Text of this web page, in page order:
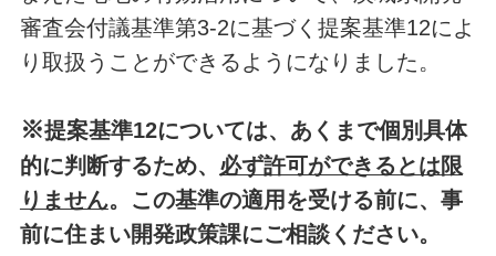
審査会付議基準第3-2に基づく提案基準12によ
り取扱うことができるようになりました。
※提案基準12については、あくまで個別具体
的に判断するため、 必ず許可ができるとは限
りません。この基準の適用を受ける前に、事
前に住まい開発政策課にご相談ください。